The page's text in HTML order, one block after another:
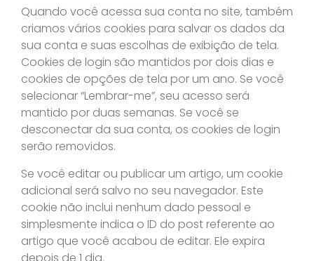
Quando você acessa sua conta no site, também
criamos vários cookies para salvar os dados da
sua conta e suas escolhas de exibição de tela.
Cookies de login são mantidos por dois dias e
cookies de opções de tela por um ano. Se você
selecionar “Lembrar-me”, seu acesso será
mantido por duas semanas. Se você se
desconectar da sua conta, os cookies de login
serão removidos.
Se você editar ou publicar um artigo, um cookie
adicional será salvo no seu navegador. Este
cookie não inclui nenhum dado pessoal e
simplesmente indica o ID do post referente ao
artigo que você acabou de editar. Ele expira
depois de 1 dia.